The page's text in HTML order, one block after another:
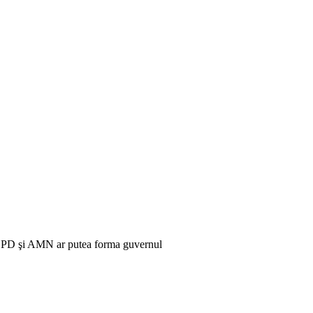
şi AMN ar putea forma guvernul